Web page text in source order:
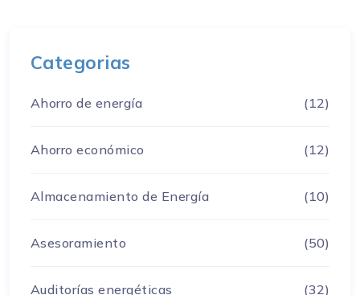
Categorias
Ahorro de energía (12)
Ahorro económico (12)
Almacenamiento de Energía (10)
Asesoramiento (50)
Auditorías energéticas (32)